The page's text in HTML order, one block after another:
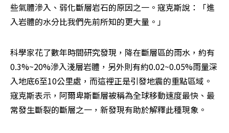
些氣體滲入、弱化斷層岩石的原因之一。寇克斯說：「進
入岩體的水分比我們先前所知的更大量。」
科學家花了數年時間研究發現，降在斷層區的雨水，約有
0.3%~20%滲入淺層岩體，另外則有約0.02~0.05%雨量深
入地底6至10公里處，而這裡正是引發地震的重點區域。
寇克斯表示，阿爾卑斯斷層被稱為全球移動速度最快、最
常發生斷裂的斷層之一，新發現有助於解釋此種現象。